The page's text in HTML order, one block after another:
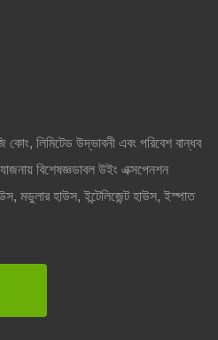
কোং, লিমিটেড উদ্ভাবনী এবং পরিবেশ বান্ধব
বিশেষজ্ঞডাবল উইং এক্সপেনশন
মডুলার হাউস, ইন্টেলিজেন্ট হাউস, ইস্পাত